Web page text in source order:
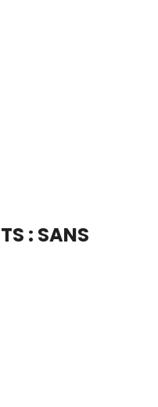
: SANS